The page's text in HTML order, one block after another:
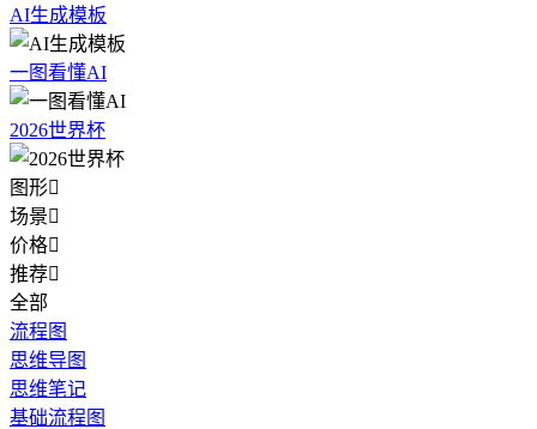
AI生成模板
一图看懂AI
2026世界杯
图形
场景
价格
推荐
全部
流程图
思维导图
思维笔记
基础流程图